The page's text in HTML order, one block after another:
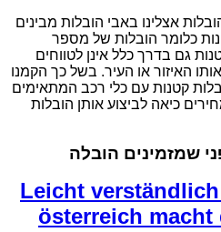
אצלינו באבי הובלות מבינים
כלומר הובלות של מספר
גם בדרך כלל אינן לטווחים
האיזור או העיר. בשל כך הקמנו
קטנות עם כלי רכב המתאימים
כיאה לביצוע אותן הובלות
שמזמינים הובלה
Leicht
österreich macht